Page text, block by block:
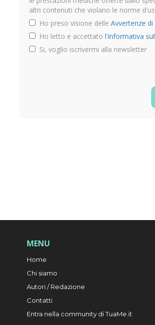
altri contenuti che violano le norme
Ho preso visione delle Avvertenze di
Ho letto e accettato l'informativa
Si, voglio iscrivermi alla newsletter
MENU
Home
Chi siamo
Autori / Redazione
Contatti
Entra nella community di TuaMe.it